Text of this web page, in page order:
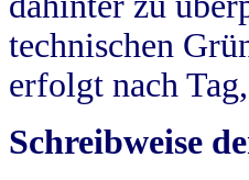
technischen
erfolgt nach
Schreibweise